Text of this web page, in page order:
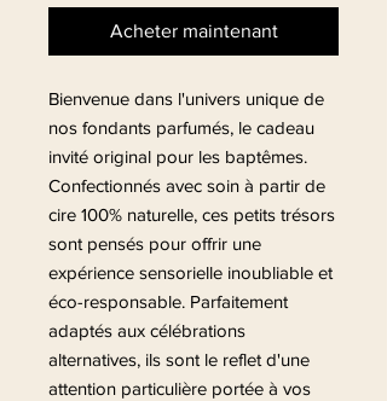
Acheter maintenant
Bienvenue dans l'univers unique de
nos fondants parfumés, le cadeau
invité original pour les baptêmes.
Confectionnés avec soin à partir de
cire 100% naturelle, ces petits trésors
sont pensés pour offrir une
expérience sensorielle inoubliable et
éco-responsable. Parfaitement
adaptés aux célébrations
alternatives, ils sont le reflet d'une
attention particulière portée à vos